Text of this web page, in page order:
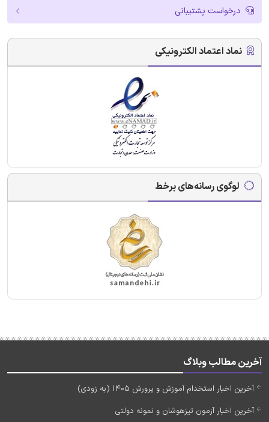
درخواست پشتیبانی
نماد اعتماد الکترونیکی
لوگوی رسانه‌های برخط
آخرین مطالب وبلاگ
آخرین اخبار استخدام آموزش و پرورش 1405 (به زودی)
آخرین اخبار آزمون تیزهوشان و نمونه دولتی